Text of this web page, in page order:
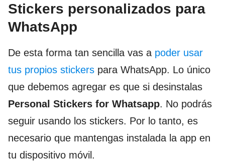
Stickers personalizados para
WhatsApp
De esta forma tan sencilla vas a poder usar
tus propios stickers para WhatsApp. Lo único
que debemos agregar es que si desinstalas
Personal Stickers for Whatsapp. No podrás
seguir usando los stickers. Por lo tanto, es
necesario que mantengas instalada la app en
tu dispositivo móvil.